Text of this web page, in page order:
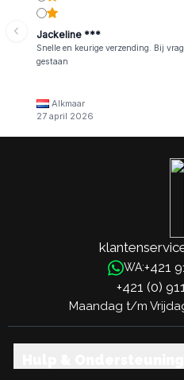
Jackeline ***
Snelle en keurige verzending. Bij
gestaan
Alkmaar
27 april 2026
WA:+421
+421 (0)
Maandag t/m